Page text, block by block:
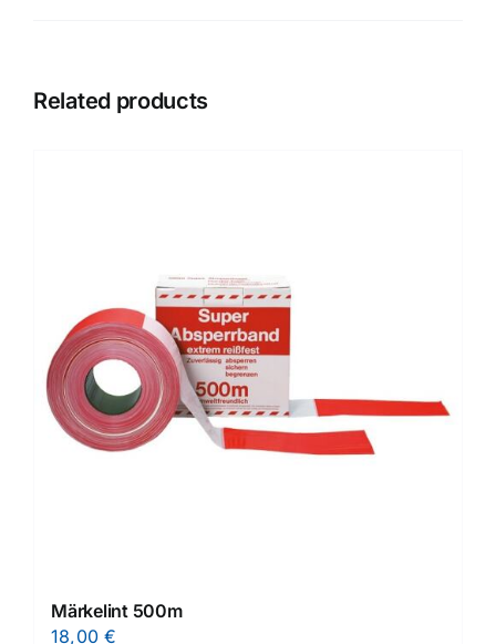
Related products
Märkelint 500m
18,00€